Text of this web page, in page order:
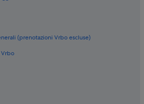
(prenotazioni Vrbo escluse)